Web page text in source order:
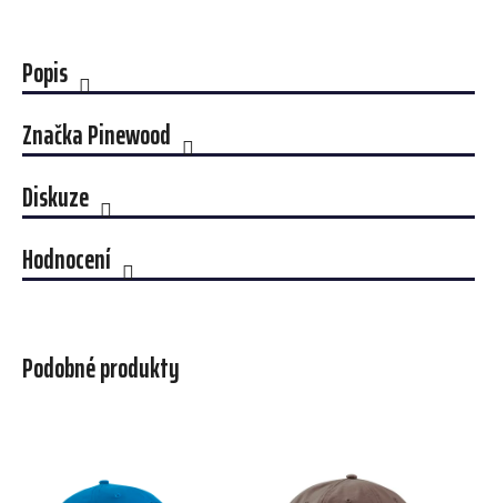
Popis
ZnačkaPinewood
Diskuze
Hodnocení
Podobné produkty